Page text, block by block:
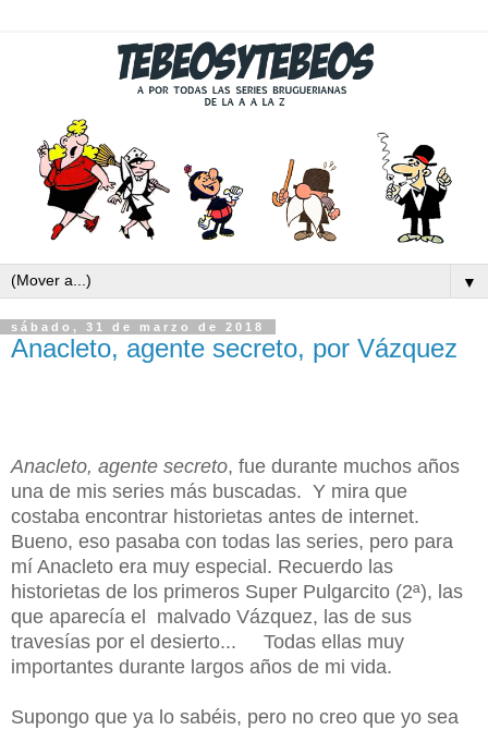
▼
sábado, 31 de marzo de 2018
Anacleto, agente secreto, por Vázquez
Anacleto, agente secreto, fue durante muchos años
una de mis series más buscadas. Y mira que
costaba encontrar historietas antes de internet.
Bueno, eso pasaba con todas las series, pero para
mí Anacleto era muy especial. Recuerdo las
historietas de los primeros Super Pulgarcito (2ª), las
que aparecía el malvado Vázquez, las de sus
travesías por el desierto... Todas ellas muy
importantes durante largos años de mi vida.
Supongo que ya lo sabéis, pero no creo que yo sea